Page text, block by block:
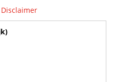
Benschop
Disclaimer